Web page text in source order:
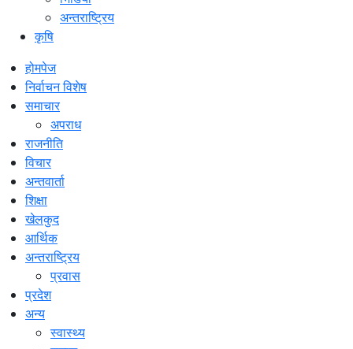
अन्तराष्ट्रिय
कृषि
होमपेज
निर्वाचन विशेष
समाचार
अपराध
राजनीति
विचार
अन्तवार्ता
शिक्षा
खेलकुद
आर्थिक
अन्तराष्ट्रिय
प्रवास
प्रदेश
अन्य
स्वास्थ्य